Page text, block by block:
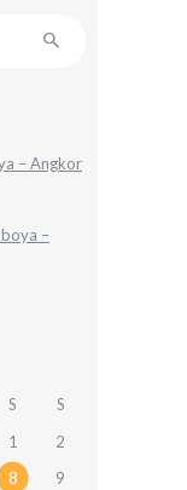
– Angkor
–
S
S
1
2
8
9